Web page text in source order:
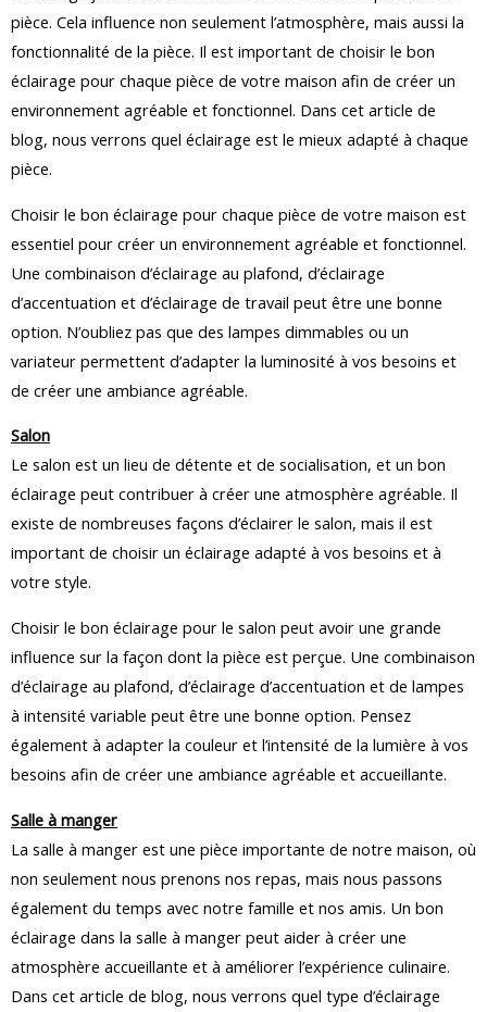
pièce. Cela influence non seulement l’atmosphère, mais aussi la
fonctionnalité de la pièce. Il est important de choisir le bon
éclairage pour chaque pièce de votre maison afin de créer un
environnement agréable et fonctionnel. Dans cet article de
blog, nous verrons quel éclairage est le mieux adapté à chaque
pièce.
Choisir le bon éclairage pour chaque pièce de votre maison est
essentiel pour créer un environnement agréable et fonctionnel.
Une combinaison d’éclairage au plafond, d’éclairage
d’accentuation et d’éclairage de travail peut être une bonne
option. N’oubliez pas que des lampes dimmables ou un
variateur permettent d’adapter la luminosité à vos besoins et
de créer une ambiance agréable.
Salon
Le salon est un lieu de détente et de socialisation, et un bon
éclairage peut contribuer à créer une atmosphère agréable. Il
existe de nombreuses façons d’éclairer le salon, mais il est
important de choisir un éclairage adapté à vos besoins et à
votre style.
Choisir le bon éclairage pour le salon peut avoir une grande
influence sur la façon dont la pièce est perçue. Une combinaison
d’éclairage au plafond, d’éclairage d’accentuation et de lampes
à intensité variable peut être une bonne option. Pensez
également à adapter la couleur et l’intensité de la lumière à vos
besoins afin de créer une ambiance agréable et accueillante.
Salle à manger
La salle à manger est une pièce importante de notre maison, où
non seulement nous prenons nos repas, mais nous passons
également du temps avec notre famille et nos amis. Un bon
éclairage dans la salle à manger peut aider à créer une
atmosphère accueillante et à améliorer l’expérience culinaire.
Dans cet article de blog, nous verrons quel type d’éclairage